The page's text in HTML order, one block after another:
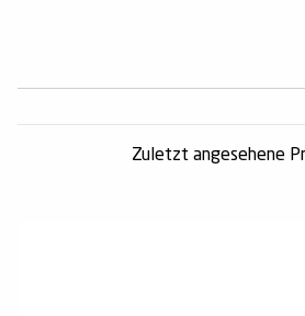
Zuletzt angesehene